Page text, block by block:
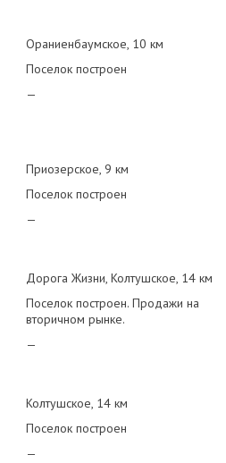
Ораниенбаумское 10 км
Поселок построен
—
Приозерское 9 км
Поселок построен
—
Дорога Жизни Колтушское 14 км
Поселок построен. Продажи на
вторичном рынке.
—
Колтушское 14 км
Поселок построен
—